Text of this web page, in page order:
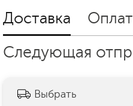
Доставка
Следующая
Выбрать